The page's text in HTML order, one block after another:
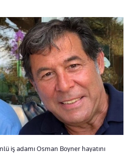
iş adamı Osman Boyner hayatını